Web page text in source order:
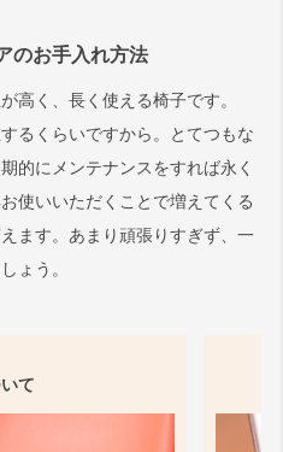
のお手入れ方法
高く、長く使える椅子です。
るくらいですから。とてつもな
的にメンテナンスをすれば永く
使いいただくことで増えてくる
ます。あまり頑張りすぎず、一
ょう。
て